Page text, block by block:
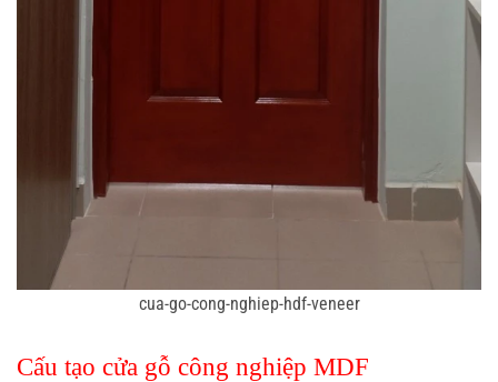
cua-go-cong-nghiep-hdf-veneer
Cấu tạo cửa gỗ công nghiệp MDF